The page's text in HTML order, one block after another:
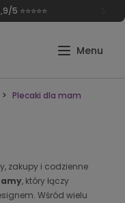
249 zł
Plecaki dla mam
zakupy i codzienne
, który łączy
Wśród wielu